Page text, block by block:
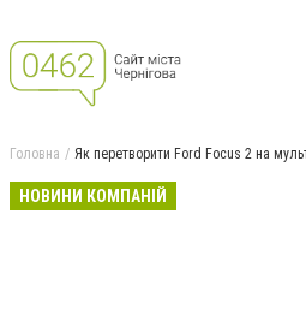
Головна Як перетворити Ford Focus 2 на
НОВИНИ КОМПАНІЙ